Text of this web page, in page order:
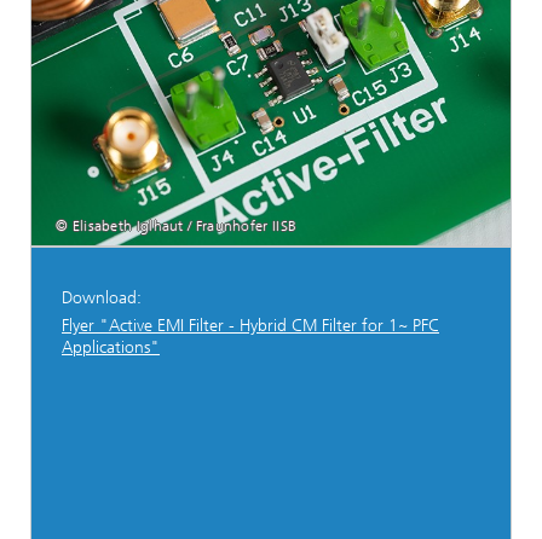
© Elisabeth Iglhaut / Fraunhofer IISB
Download:
Flyer "Active EMI Filter - Hybrid CM Filter for 1~ PFC
Applications"